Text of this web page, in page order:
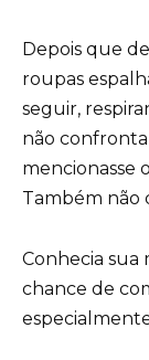
Depois que
roupas
seguir,
não
mencionasse
Também não
Conhecia sua
chance de